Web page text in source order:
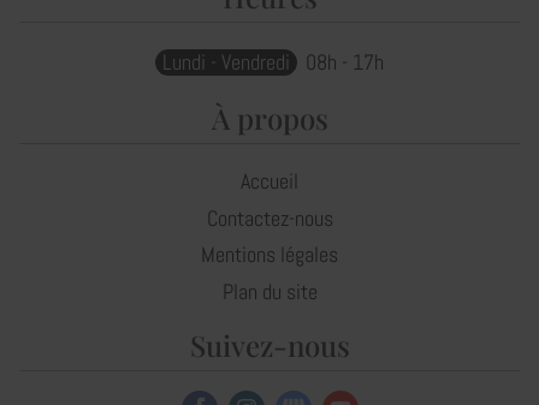
Lundi - Vendredi 08h - 17h
À propos
Accueil
Contactez-nous
Mentions légales
Plan du site
Suivez-nous